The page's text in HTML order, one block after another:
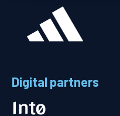
Digital partners